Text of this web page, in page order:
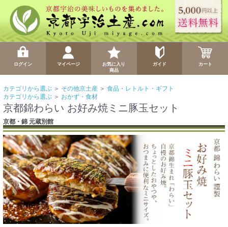
ログイン マイページ
お気に入り
商品
ガイド カート
カテゴリから選ぶ ＞ その他京土産 ＞ 食品・レトルト・ギフト
カテゴリから選ぶ ＞ おかず・食材
京都錦わらい お好み焼ミニ豚玉セット
京都・錦 元蔵別館